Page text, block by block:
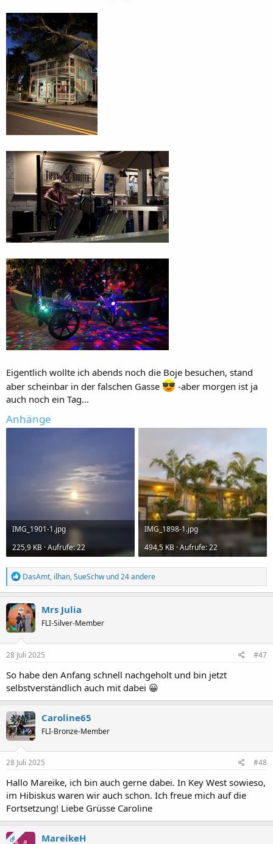
Eigentlich wollte ich abends noch die Boje besuchen, stand
aber scheinbar in der falschen Gasse
-aber morgen ist ja
auch noch ein Tag...
Anhänge
IMG_1901-1.jpg
225,9 KB · Aufrufe: 22
IMG_1898-1.jpg
494,5 KB · Aufrufe: 22
R
e
a
k
t
i
o
n
e
:
DasAmt, ilhan,SueSchwund 24 andere
Mrs Julia
FLI-Silver-Member
28 Juli 2025 #47
So habe den Anfang schnell nachgeholt und bin jetzt
selbstverständlich auch mit dabei 😀
Caroline65
FLI-Bronze-Member
28 Juli 2025 #48
Hallo Mareike, ich bin auch gerne dabei. In Key West sowieso,
im Hibiskus waren wir auch schon. Ich freue mich auf die
Fortsetzung! Liebe Grüsse Caroline
OP MareikeH